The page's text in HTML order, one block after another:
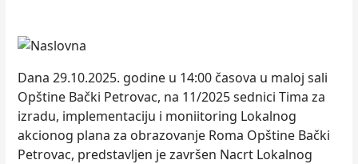
Dana 29.10.2025. godine u 14:00 časova u maloj sali
Opštine Bački Petrovac, na 11/2025 sednici Tima za
izradu, implementaciju i moniitoring Lokalnog
akcionog plana za obrazovanje Roma Opštine Bački
Petrovac, predstavljen je završen Nacrt Lokalnog